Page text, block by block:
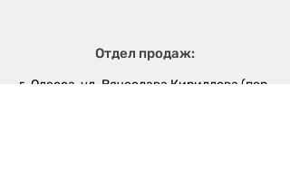
Отдел продаж:
г. Одесса, ул. Вячеслава Кириллова (пер.